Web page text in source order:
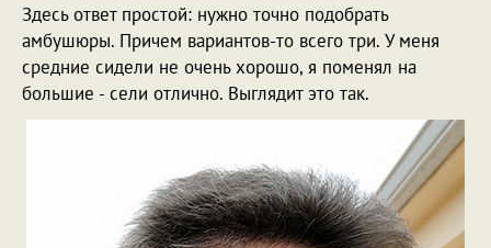
Здесь ответ простой: нужно точно подобрать
амбушюры. Причем вариантов-то всего три. У меня
средние сидели не очень хорошо, я поменял на
большие - сели отлично. Выглядит это так.